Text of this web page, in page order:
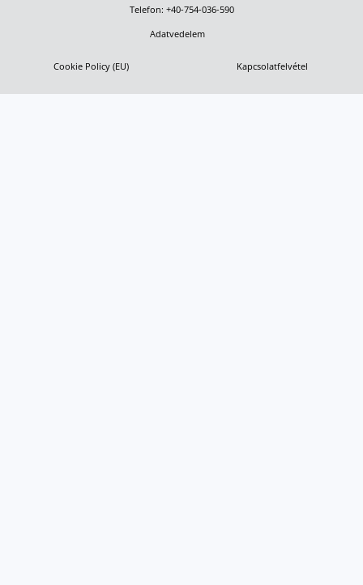
Telefon: +40-754-036-590
Adatvedelem
Cookie Policy (EU) Kapcsolatfelvétel